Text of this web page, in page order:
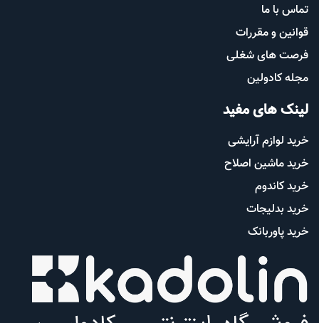
تماس با ما
قوانین و مقررات
فرصت های شغلی
مجله کادولین
لینک های مفید
خرید لوازم آرایشی
خرید ماشین اصلاح
خرید کاندوم
خرید بدلیجات
خرید پاوربانک